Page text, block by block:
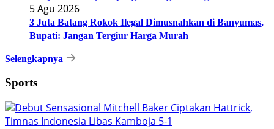
5 Agu 2026
3 Juta Batang Rokok Ilegal Dimusnahkan di Banyumas,
Bupati: Jangan Tergiur Harga Murah
Selengkapnya
Sports